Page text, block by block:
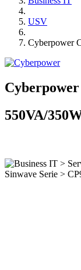
USV
Cyberpower
550VA/